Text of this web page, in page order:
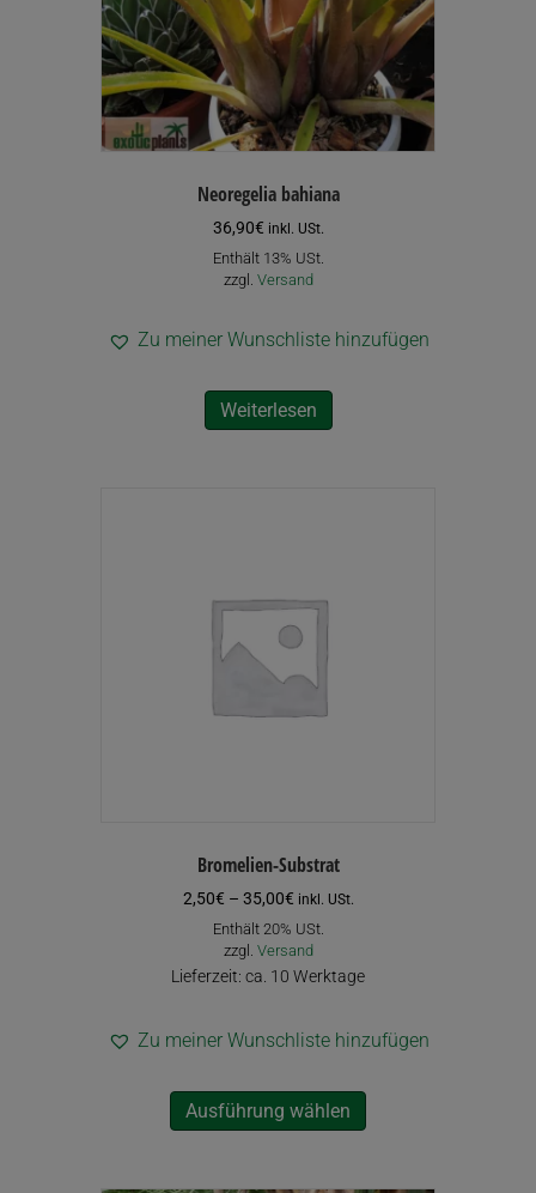
Neoregelia bahiana
36,90€ inkl. USt.
Enthält 13% USt.
zzgl. Versand
Zu meiner Wunschliste hinzufügen
Weiterlesen
Bromelien-Substrat
2,50€ – 35,00€Preisspanne:
2,50€
bis
35,00€
inkl. USt.
Enthält 20% USt.
zzgl. Versand
Lieferzeit: ca. 10 Werktage
Zu meiner Wunschliste hinzufügen
Ausführung wählen